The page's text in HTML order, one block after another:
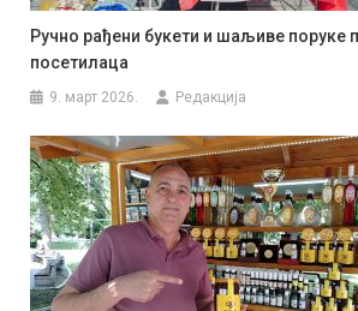
Ручно рађени букети и шаљиве поруке
посетилаца
9. март 2026. Редакција